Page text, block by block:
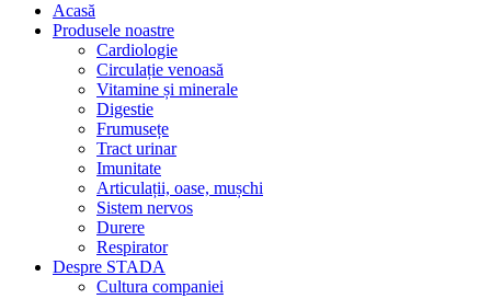
Acasă
Produsele noastre
Cardiologie
Circulație venoasă
Vitamine și minerale
Digestie
Frumusețe
Tract urinar
Imunitate
Articulații, oase, mușchi
Sistem nervos
Durere
Respirator
Despre STADA
Cultura companiei